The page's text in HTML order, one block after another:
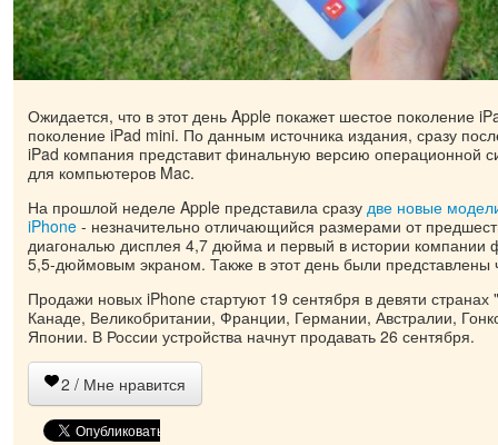
Ожидается, что в этот день Apple покажет шестое поколение
поколение iPad mini. По данным источника издания, сразу
iPad компания представит финальную версию операционной
для компьютеров Mac.
На прошлой неделе Apple представила сразу две новые
iPhone - незначительно отличающийся размерами от
диагональю дисплея 4,7 дюйма и первый в истории компании
5,5-дюймовым экраном. Также в этот день были представлены
Продажи новых iPhone стартуют 19 сентября в девяти
Канаде, Великобритании, Франции, Германии, Австралии,
Японии. В России устройства начнут продавать 26 сентября.
2 / Мне нравится